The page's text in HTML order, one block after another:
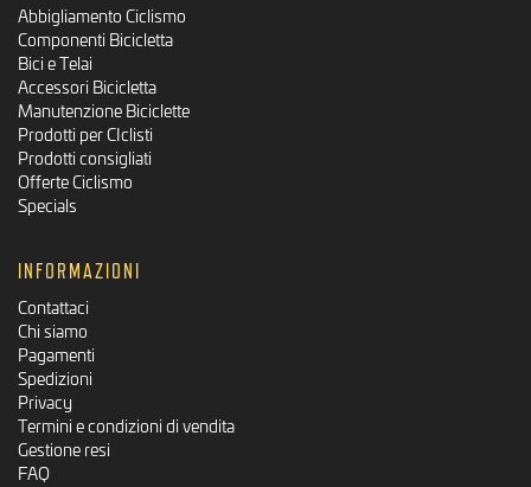
Abbigliamento Ciclismo
Componenti Bicicletta
Bici e Telai
Accessori Bicicletta
Manutenzione Biciclette
Prodotti per CIclisti
Prodotti consigliati
Offerte Ciclismo
Specials
INFORMAZIONI
Contattaci
Chi siamo
Pagamenti
Spedizioni
Privacy
Termini e condizioni di vendita
Gestione resi
FAQ